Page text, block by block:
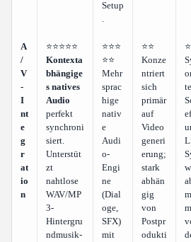
Setup
.
A
/
V
-
I
nt
e
g
r
at
io
n
⭐⭐⭐⭐⭐
Kontexta
bhängige
s natives
Audio
perfekt
synchroni
siert.
Unterstüt
zt
nahtlose
WAV/MP
3-
Hintergru
ndmusik-
⭐⭐⭐
⭐⭐
Mehr
sprac
hige
nativ
e
Audi
o-
Engi
ne
(Dial
oge,
SFX)
mit
⭐⭐
Konze
ntriert
sich
primär
auf
Video
generi
erung;
stark
abhän
gig
von
Postpr
odukti
te